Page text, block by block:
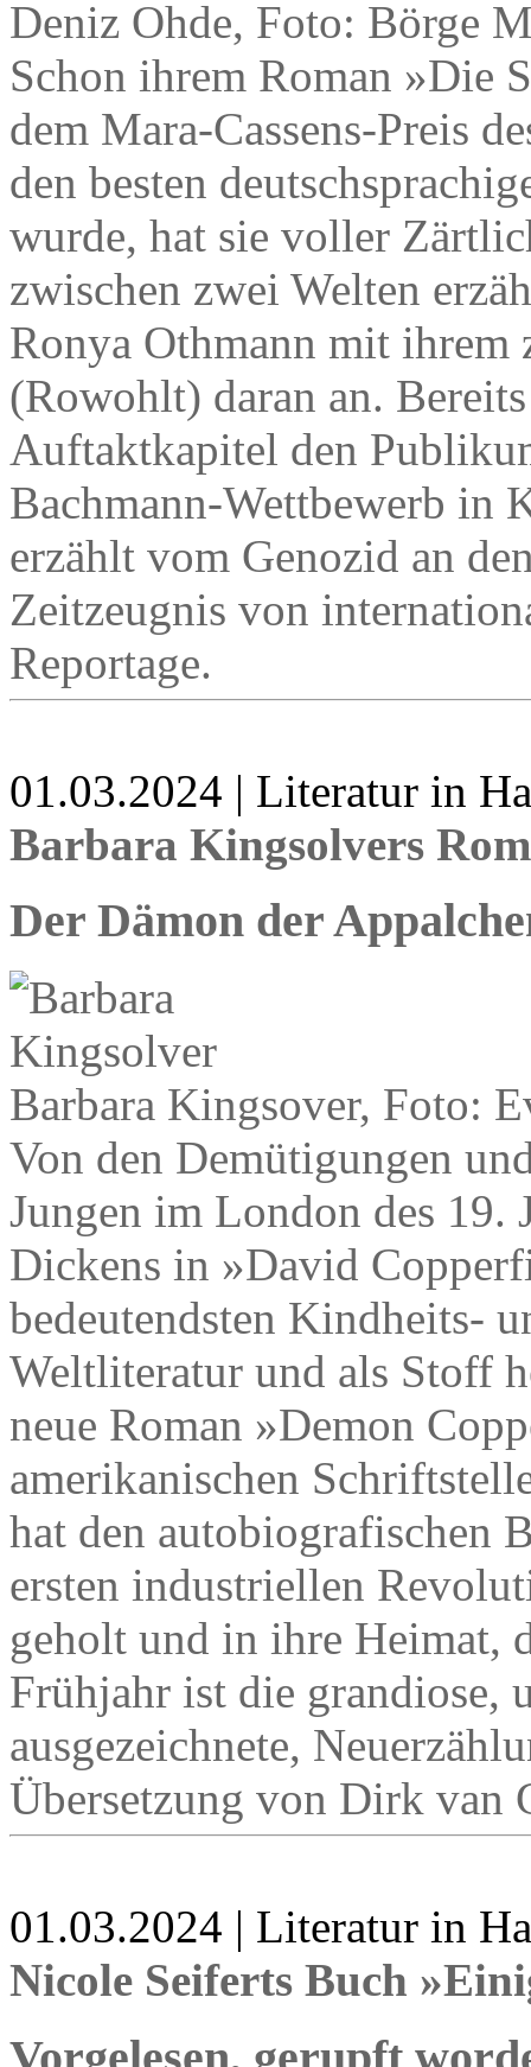
Deniz Ohde, Foto: Börge
Schon ihrem Roman »Die
dem Mara-Cassens-Preis
den besten
wurde, hat sie voller
zwischen zwei Welten
Ronya Othmann mit ihrem
(Rowohlt) daran an.
Auftaktkapitel den
Bachmann-Wettbewerb in
erzählt vom Genozid an
Zeitzeugnis von
Reportage.
01.03.2024 | Literatur in
Barbara Kingsolvers
Der Dämon der
Barbara Kingsover, Foto:
Von den Demütigungen
Jungen im London des 19.
Dickens in »David
bedeutendsten Kindheits-
Weltliteratur und als Stoff
neue Roman »Demon
amerikanischen
hat den autobiografischen
ersten industriellen
geholt und in ihre Heimat,
Frühjahr ist die grandiose,
ausgezeichnete,
Übersetzung von Dirk van
01.03.2024 | Literatur in
Nicole Seiferts Buch